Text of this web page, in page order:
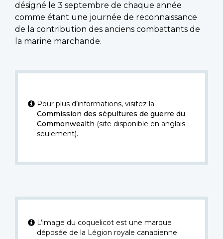
désigné le 3 septembre de chaque année
comme étant une journée de reconnaissance
de la contribution des anciens combattants de
la marine marchande.
Pour plus d’informations, visitez la
Commission des sépultures de guerre du
Commonwealth (site disponible en anglais
seulement).
L’image du coquelicot est une marque
déposée de la Légion royale canadienne